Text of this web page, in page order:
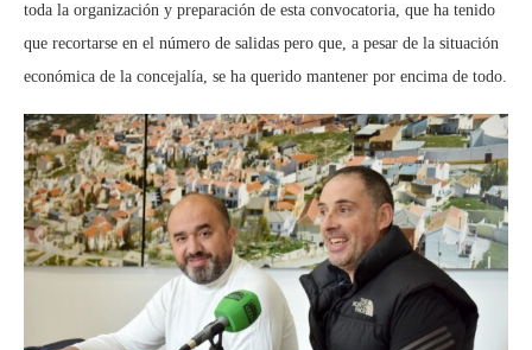
toda la organización y preparación de esta convocatoria, que ha tenido
que recortarse en el número de salidas pero que, a pesar de la situación
económica de la concejalía, se ha querido mantener por encima de todo.